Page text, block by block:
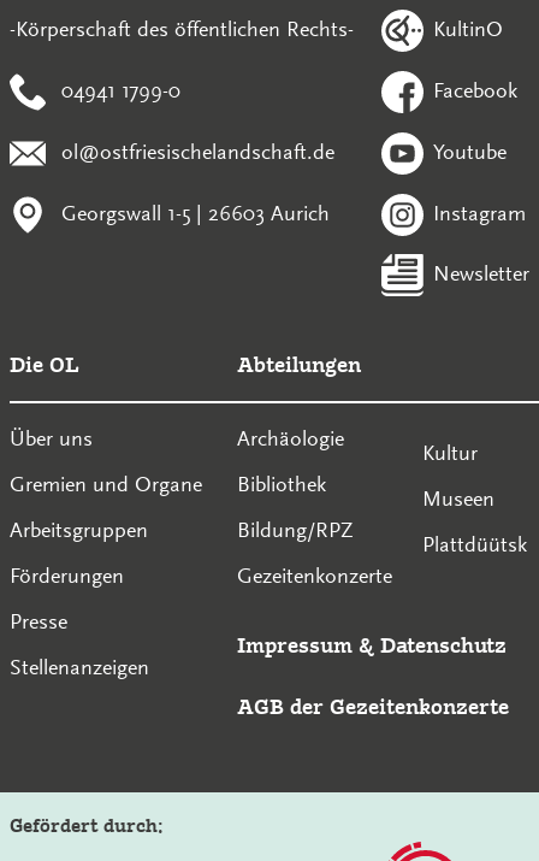
-Körperschaft des öffentlichen Rechts-
04941 1799-0
ol@ostfriesischelandschaft.de
Georgswall 1-5 | 26603 Aurich
KultinO
Facebook
Youtube
Instagram
Newsletter
Die OL
Über uns
Gremien und Organe
Arbeitsgruppen
Förderungen
Presse
Stellenanzeigen
Abteilungen
Archäologie
Bibliothek
Bildung/RPZ
Gezeitenkonzerte
Kultur
Museen
Plattdüütsk
Impressum & Datenschutz
AGB der Gezeitenkonzerte
Gefördert durch: